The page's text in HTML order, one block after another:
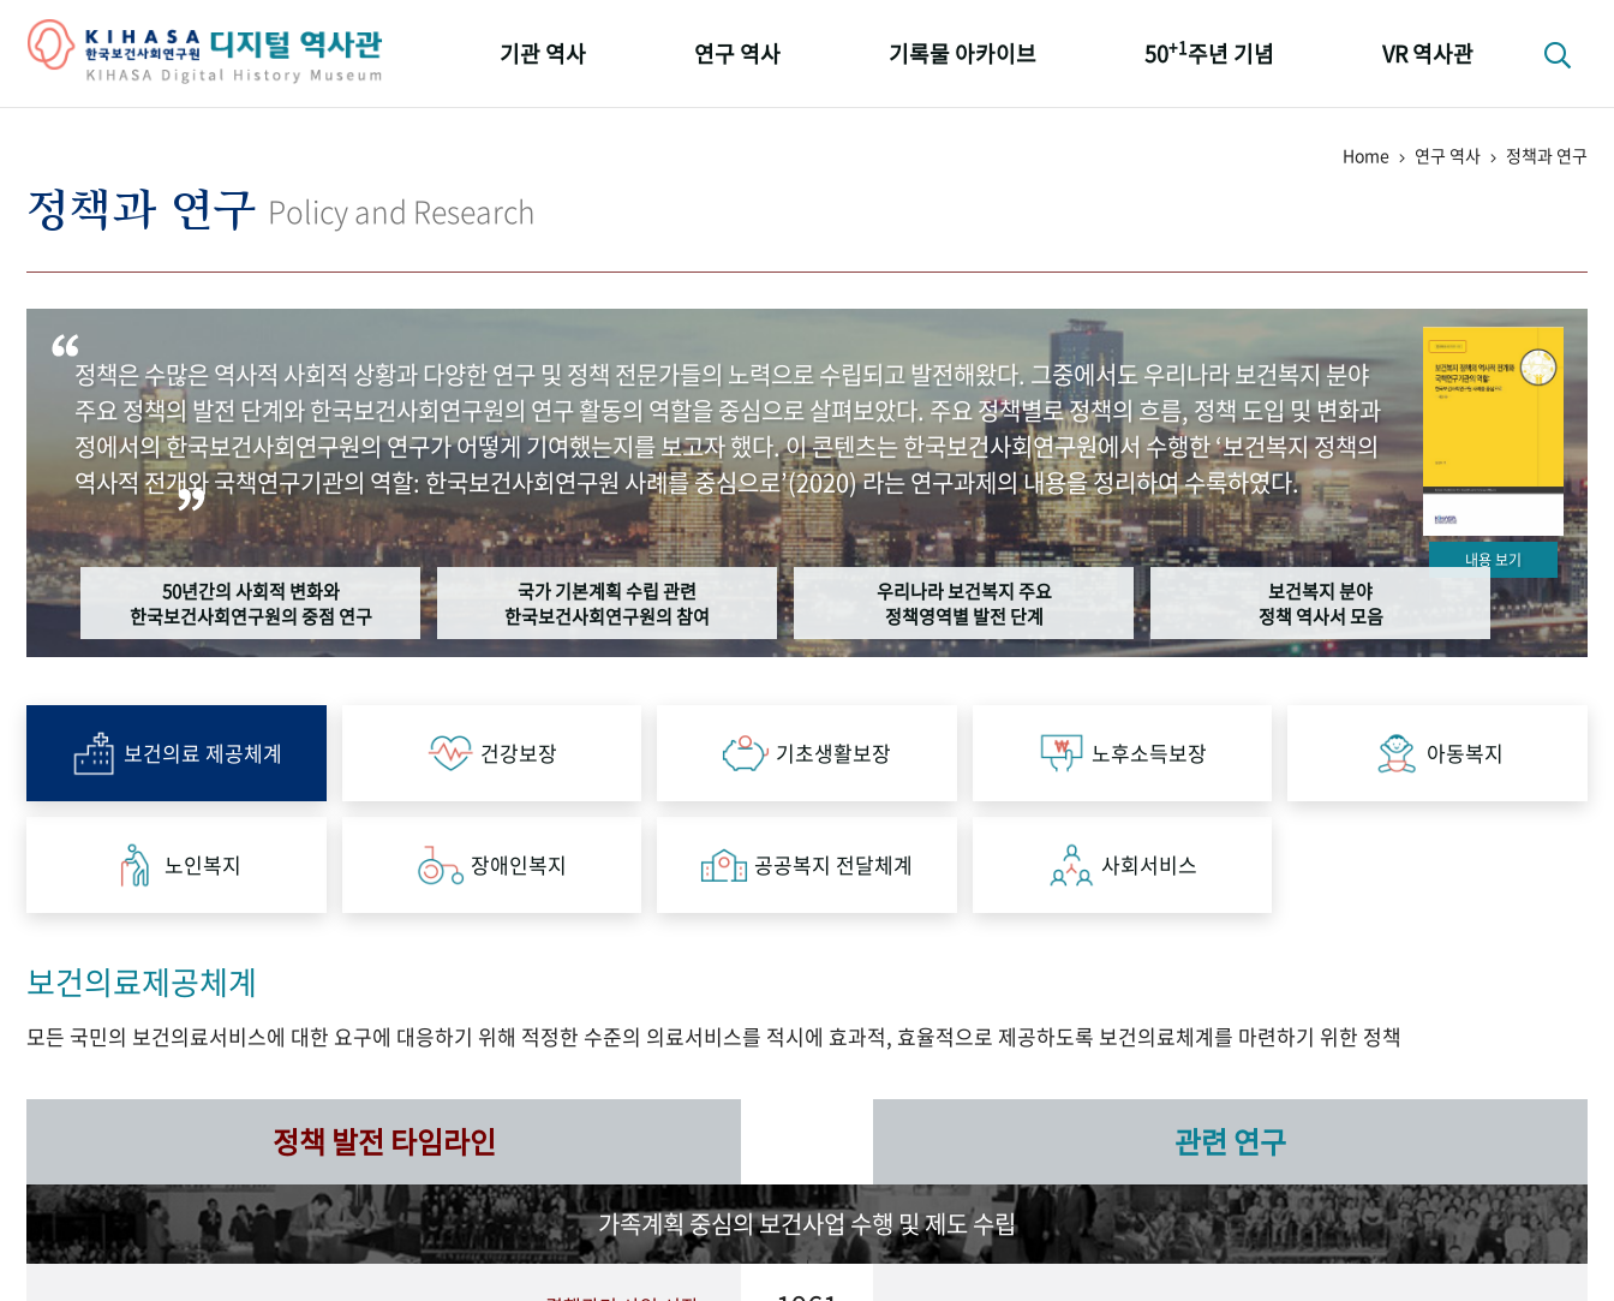
기관 역사
기관 변천사
연구 역사 기록물 아카이브 50+1주년 기념 VR 역사관
Home 연구 역사 정책과 연구
정책과 연구 Policy and Research
정책은 수많은 역사적 사회적 상황과 다양한 연구 및 정책 전문가들의 노력으로 수립되고 발전해왔다. 그중에서도 우리나라 보건복지 분야
주요 정책의 발전 단계와 한국보건사회연구원의 연구 활동의 역할을 중심으로 살펴보았다. 주요 정책별로 정책의 흐름, 정책 도입 및 변화과
정에서의 한국보건사회연구원의 연구가 어떻게 기여했는지를 보고자 했다. 이 콘텐츠는 한국보건사회연구원에서 수행한 ‘보건복지 정책의
역사적 전개와 국책연구기관의 역할: 한국보건사회연구원 사례를 중심으로’(2020) 라는 연구과제의 내용을 정리하여 수록하였다.
내용 보기
50년간의 사회적 변화와
한국보건사회연구원의 중점 연구
국가 기본계획 수립 관련
한국보건사회연구원의 참여
우리나라 보건복지 주요
정책영역별 발전 단계
보건복지 분야
정책 역사서 모음
보건의료 제공체계 건강보장 기초생활보장 노후소득보장 아동복지
노인복지 장애인복지 공공복지 전달체계 사회서비스
보건의료제공체계
모든 국민의 보건의료서비스에 대한 요구에 대응하기 위해 적정한 수준의 의료서비스를 적시에 효과적, 효율적으로 제공하도록 보건의료체계를 마련하기 위한 정책
정책 발전 타임라인 관련 연구
가족계획 중심의 보건사업 수행 및 제도 수립